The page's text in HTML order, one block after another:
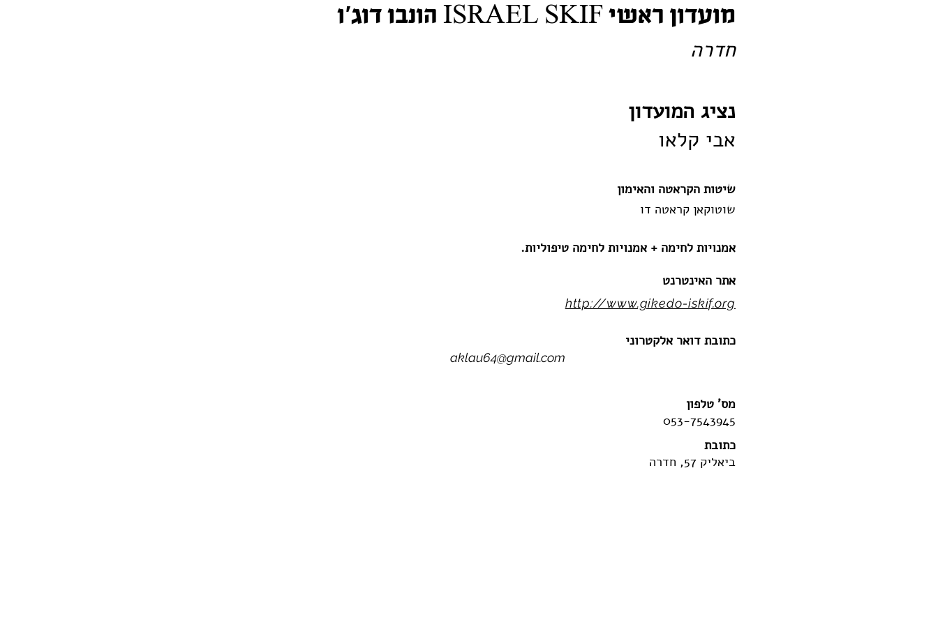
מועדון ראשי ISRAEL SKIF הונבו דוג'ו
חדרה
נציג המועדון
אבי קלאו
שיטות הקראטה והאימון
שוטוקאן קראטה דו
אמנויות לחימה + אמנויות לחימה טיפוליות.
אתר האינטרנט
http://www.gikedo-iskif.org
כתובת דואר אלקטרוני
aklau64@gmail.com
מס' טלפון
053-7543945
כתובת
ביאליק 57, חדרה